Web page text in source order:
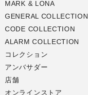
MARK & LONA
GENERAL COLLECTION
CODE COLLECTION
ALARM COLLECTION
コレクション
アンバサダー
店舗
オンラインストア